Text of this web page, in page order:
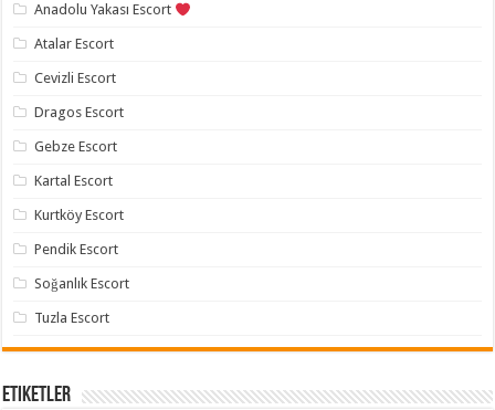
Anadolu Yakası Escort
Atalar Escort
Cevizli Escort
Dragos Escort
Gebze Escort
Kartal Escort
Kurtköy Escort
Pendik Escort
Soğanlık Escort
Tuzla Escort
Etiketler